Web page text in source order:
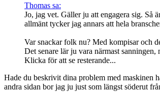
Thomas sa:
Jo, jag vet. Gäller ju att engagera sig. Så
allmänt tycker jag annars att hela
Var snackar folk nu? Med kompisar och
Det senare lär ju vara närmast
Klicka för att se resterande...
Hade du beskrivit dina problem med maskinen
andra sidan bor jag ju just som längst söderut